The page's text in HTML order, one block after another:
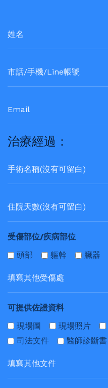
治療經過：
受傷部位/疾病部位
頭部
軀幹 臟器
可提供佐證資料
現場圖
現場照片
司法文件
醫師診斷書